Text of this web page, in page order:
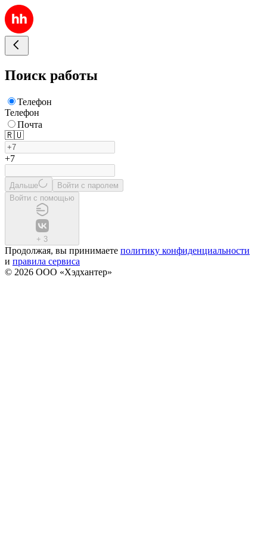
Поиск работы
Телефон
Телефон
Почта
🇷🇺
+7
Дальше
Войти с паролем
Войти с помощью
+ 3
Продолжая, вы принимаете политику конфиденциальности
и правила сервиса
© 2026 ООО «Хэдхантер»